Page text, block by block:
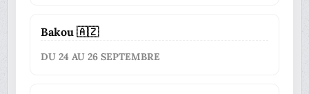
Bakou 🇦🇿
DU 24 AU 26 SEPTEMBRE